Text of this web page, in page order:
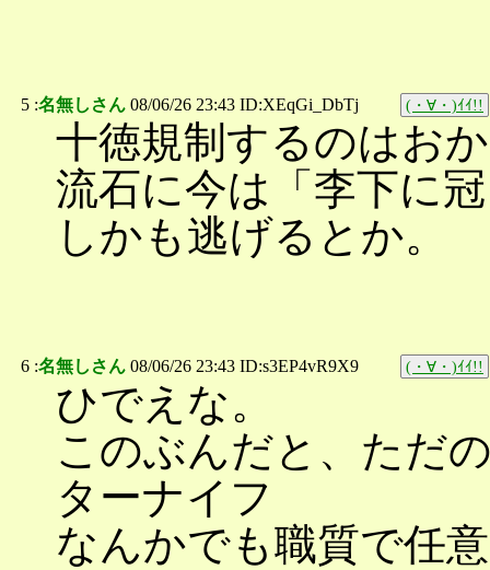
5 :名無しさん 08/06/26 23:43 ID:XEqGi_DbTj (・∀・)ｲｲ!!
十徳規制するのはお
流石に今は「李下に
しかも逃げるとか。
6 :名無しさん 08/06/26 23:43 ID:s3EP4vR9X9 (・∀・)ｲｲ!!
ひでえな。
このぶんだと、ただ
ターナイフ
なんかでも職質で任